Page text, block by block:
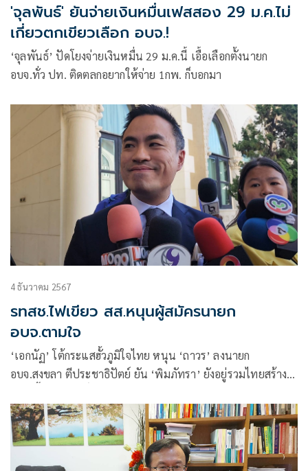
'จุลพันธ์' ยันจ่ายเงินหมื่นเฟสสอง 29 ม.ค.ไม่
เกี่ยวตกเขียวเลือก อบจ.!
‘จุลพันธ์’ ปัดโยงจ่ายเงินหมื่น 29 ม.ค.นี้ เอื้อเลือกตั้งนายก
อบจ.ทั่ว ปท. ติดตลกอยากให้จ่าย 1กพ. ก็บอกมา
4 ธันวาคม 2567
รทสช.ไฟเขียว สส.หนุนผู้สมัครนายก
อบจ.ตามใจ
‘เอกนัฏ’ โต้กระแสฮั้ว​ภูมิใจไทย​ หนุน ‘ถาวร’​ ลงนายก​
อบจ.สงขลา​ ตีประชาธิปัตย์​ ยัน​ ‘พิมภัทรา’​ ยังอยู่​รวมไทยสร้าง
พรรคไม่ส่ง